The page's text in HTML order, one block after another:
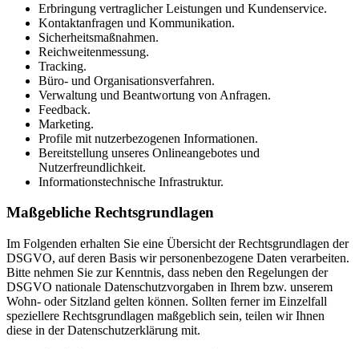
Erbringung vertraglicher Leistungen und Kundenservice.
Kontaktanfragen und Kommunikation.
Sicherheitsmaßnahmen.
Reichweitenmessung.
Tracking.
Büro- und Organisationsverfahren.
Verwaltung und Beantwortung von Anfragen.
Feedback.
Marketing.
Profile mit nutzerbezogenen Informationen.
Bereitstellung unseres Onlineangebotes und
Nutzerfreundlichkeit.
Informationstechnische Infrastruktur.
Maßgebliche Rechtsgrundlagen
Im Folgenden erhalten Sie eine Übersicht der Rechtsgrundlagen der
DSGVO, auf deren Basis wir personenbezogene Daten verarbeiten.
Bitte nehmen Sie zur Kenntnis, dass neben den Regelungen der
DSGVO nationale Datenschutzvorgaben in Ihrem bzw. unserem
Wohn- oder Sitzland gelten können. Sollten ferner im Einzelfall
speziellere Rechtsgrundlagen maßgeblich sein, teilen wir Ihnen
diese in der Datenschutzerklärung mit.